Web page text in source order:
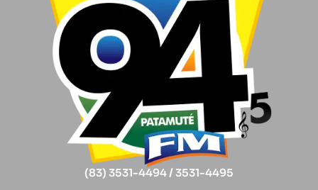
(83) 3531-4494 / 3531-4495